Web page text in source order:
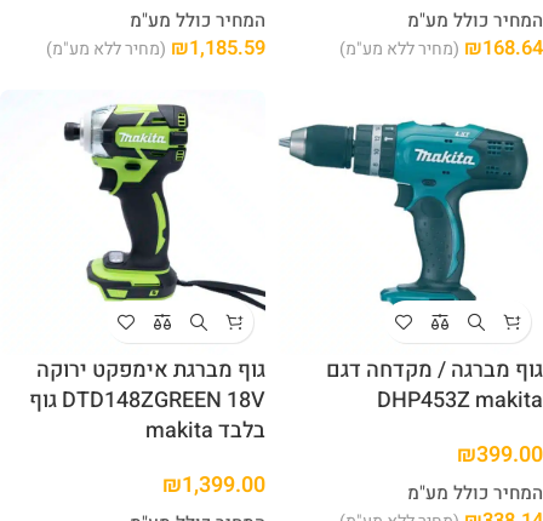
המחיר כולל מע"מ
₪168.64 (מחיר ללא מע"מ)
המחיר כולל מע"מ
₪1,185.59 (מחיר ללא מע"מ)
גוף מברגה / מקדחה דגם
DHP453Z makita
₪399.00
המחיר כולל מע"מ
גוף מברגת אימפקט ירוקה
DTD148ZGREEN 18V גוף
בלבד makita
₪1,399.00